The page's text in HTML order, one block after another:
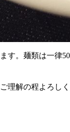
す。麺類は一律50
理解の程よろしく